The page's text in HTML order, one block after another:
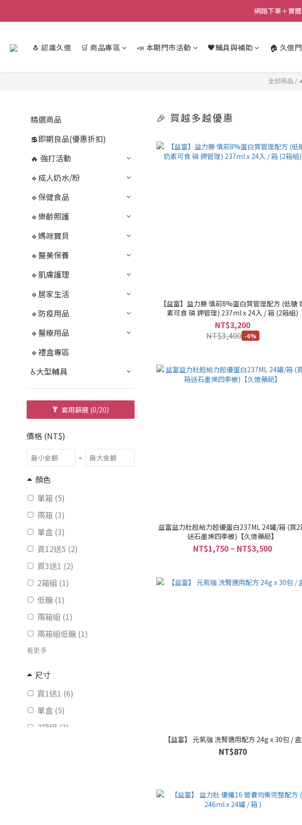
網路下單＋實
🐧 認識久億 🛒 商品專區 📣 本期門市活動 ♥️輔具與補助 🏠 久億
全部商品 /
精選商品
💲即期良品(優惠折扣)
🔥 強打活動
🔹成人奶水/粉
🔹保健食品
🔹樂齡照護
🔹媽咪寶貝
🔹醫美保養
🔹肌膚護理
🔹居家生活
🔹防疫用品
🔹醫療用品
🔹禮盒專區
♿大型輔具
套用篩選 (0/20)
價格 (NT$)
~
顏色
單箱 (5)
兩箱 (3)
單盒 (3)
買12送5 (2)
買3送1 (2)
2箱組 (1)
低糖 (1)
兩箱組 (1)
兩箱組低糖 (1)
看更多
尺寸
買1送1 (6)
單盒 (5)
2箱組 (3)
🎉 買越多越優惠
【益富】益力勝 慎前8%蛋白質管理配方 (低糖
素可食 磷 鉀管理) 237ml x 24入 / 箱 (2箱組)
NT$3,200
NT$3,400 -6%
益富益力壯超給力超優蛋白237ML 24罐/箱 (買2
送石墨烯四季被)【久億藥局】
NT$1,750 ~ NT$3,500
【益富】 元氣強 洗腎適用配方 24g x 30包 / 盒
NT$870